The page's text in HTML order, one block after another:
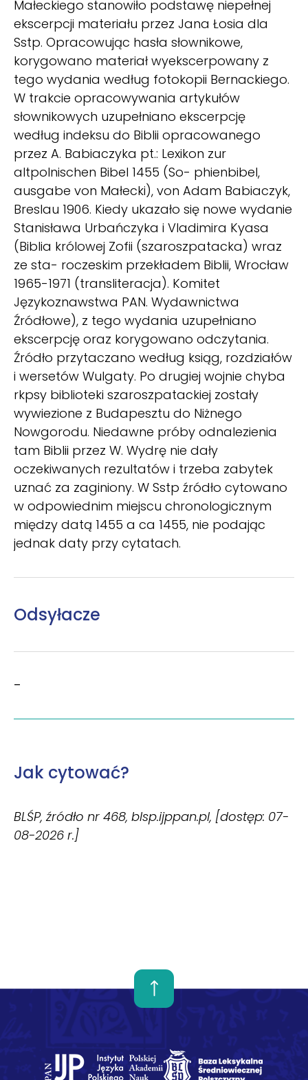
Małeckiego stanowiło podstawę niepełnej
ekscerpcji materiału przez Jana Łosia dla
Sstp. Opracowując hasła słownikowe,
korygowano materiał wyekscerpowany z
tego wydania według fotokopii Bernackiego.
W trakcie opracowywania artykułów
słownikowych uzupełniano ekscerpcję
według indeksu do Biblii opracowanego
przez A. Babiaczyka pt.: Lexikon zur
altpolnischen Bibel 1455 (So- phienbibel,
ausgabe von Małecki), von Adam Babiaczyk,
Breslau 1906. Kiedy ukazało się nowe wydanie
Stanisława Urbańczyka i Vladimira Kyasa
(Biblia królowej Zofii (szaroszpatacka) wraz
ze sta- roczeskim przekładem Biblii, Wrocław
1965-1971 (transliteracja). Komitet
Językoznawstwa PAN. Wydawnictwa
Źródłowe), z tego wydania uzupełniano
ekscerpcję oraz korygowano odczytania.
Źródło przytaczano według ksiąg, rozdziałów
i wersetów Wulgaty. Po drugiej wojnie chyba
rkpsy biblioteki szaroszpatackiej zostały
wywiezione z Budapesztu do Niżnego
Nowgorodu. Niedawne próby odnalezienia
tam Biblii przez W. Wydrę nie dały
oczekiwanych rezultatów i trzeba zabytek
uznać za zaginiony. W Sstp źródło cytowano
w odpowiednim miejscu chronologicznym
między datą 1455 a ca 1455, nie podając
jednak daty przy cytatach.
Odsyłacze
–
Jak cytować?
BLŚP, źródło nr 468, blsp.ijppan.pl, [dostęp: 07-
08-2026 r.]